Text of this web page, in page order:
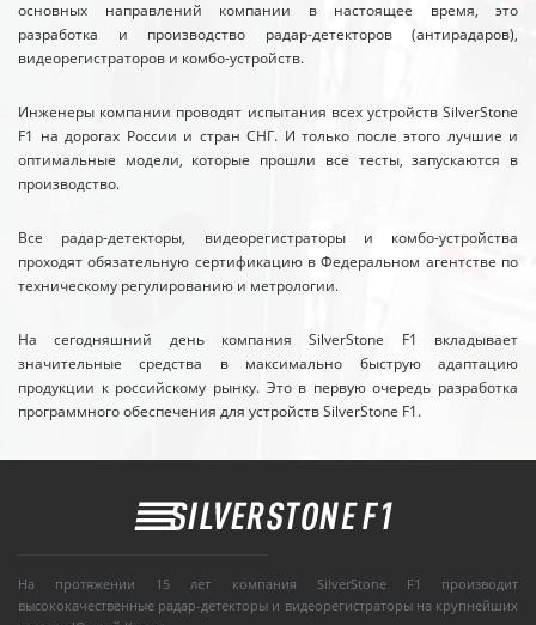
основных направлений компании в настоящее время, это
разработка и производство радар-детекторов (антирадаров),
видеорегистраторов и комбо-устройств.
Инженеры компании проводят испытания всех устройств SilverStone
F1 на дорогах России и стран СНГ. И только после этого лучшие и
оптимальные модели, которые прошли все тесты, запускаются в
производство.
Все радар-детекторы, видеорегистраторы и комбо-устройства
проходят обязательную сертификацию в Федеральном агентстве по
техническому регулированию и метрологии.
На сегодняшний день компания SilverStone F1 вкладывает
значительные средства в максимально быструю адаптацию
продукции к российскому рынку. Это в первую очередь разработка
программного обеспечения для устройств SilverStone F1.
На протяжении 15 лет компания SilverStone F1 производит
высококачественные радар-детекторы и видеорегистраторы на крупнейших